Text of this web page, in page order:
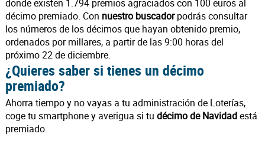
donde existen 1.794 premios agraciados con 100 euros al
décimo premiado. Con nuestro buscadorpodrás consultar
los números de los décimos que hayan obtenido premio,
ordenados por millares, a partir de las 9:00 horas del
próximo 22 de diciembre.
¿Quieres saber si tienes un décimo
premiado?
Ahorra tiempo y no vayas a tu administración de Loterías,
coge tu smartphone y averigua si tu décimo de Navidadestá
premiado.